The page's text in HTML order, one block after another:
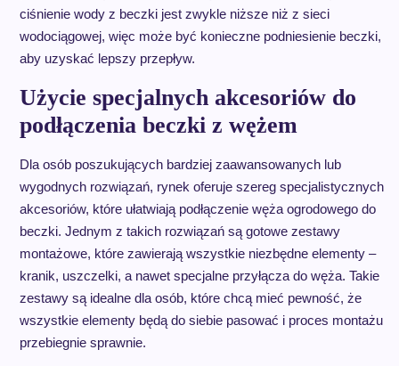
ciśnienie wody z beczki jest zwykle niższe niż z sieci
wodociągowej, więc może być konieczne podniesienie beczki,
aby uzyskać lepszy przepływ.
Użycie specjalnych akcesoriów do
podłączenia beczki z wężem
Dla osób poszukujących bardziej zaawansowanych lub
wygodnych rozwiązań, rynek oferuje szereg specjalistycznych
akcesoriów, które ułatwiają podłączenie węża ogrodowego do
beczki. Jednym z takich rozwiązań są gotowe zestawy
montażowe, które zawierają wszystkie niezbędne elementy –
kranik, uszczelki, a nawet specjalne przyłącza do węża. Takie
zestawy są idealne dla osób, które chcą mieć pewność, że
wszystkie elementy będą do siebie pasować i proces montażu
przebiegnie sprawnie.